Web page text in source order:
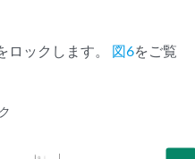
ロックします。 図6をご覧